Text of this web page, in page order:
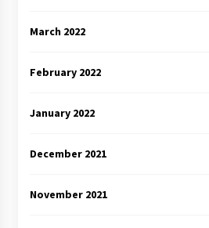
March 2022
February 2022
January 2022
December 2021
November 2021